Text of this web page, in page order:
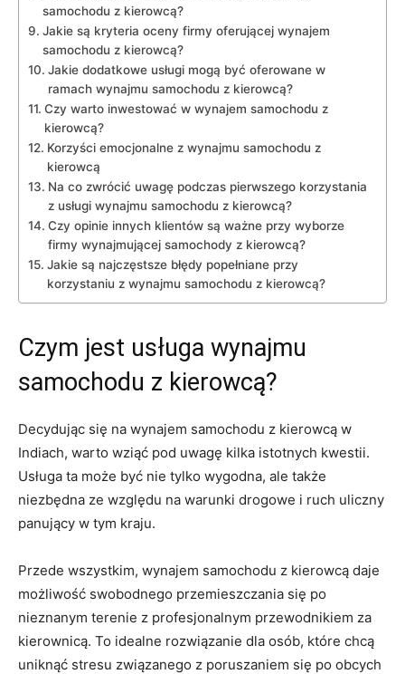
samochodu z ⁢kierowcą?
Jakie są⁤ kryteria oceny firmy oferującej wynajem
samochodu⁤ z kierowcą?
Jakie ‍dodatkowe usługi mogą być⁢ oferowane w
ramach wynajmu samochodu z kierowcą?
Czy warto inwestować w wynajem samochodu z⁤
kierowcą?
Korzyści emocjonalne ‌z wynajmu samochodu z
kierowcą
Na​ co zwrócić ⁢uwagę podczas pierwszego korzystania
z usługi wynajmu samochodu z kierowcą?
Czy opinie innych ⁤klientów ⁣są ważne przy wyborze
‌firmy wynajmującej samochody z​ kierowcą?
Jakie ‌są najczęstsze błędy popełniane przy​
korzystaniu‌ z wynajmu⁢ samochodu⁣ z kierowcą?
Czym jest usługa wynajmu⁢
samochodu z ​kierowcą?
Decydując ‌się‌ na wynajem ⁤samochodu ⁣z kierowcą w‍
Indiach, warto ‍wziąć ‍pod uwagę ‍kilka istotnych kwestii.
Usługa ta może być nie tylko ‍wygodna, ale także
niezbędna ⁢ze względu na‌ warunki⁣ drogowe i ruch uliczny​
panujący w tym kraju.
Przede wszystkim, wynajem samochodu z kierowcą daje‌
możliwość swobodnego przemieszczania się⁣ po
⁣nieznanym terenie ⁣z profesjonalnym ‍przewodnikiem za
kierownicą. To idealne rozwiązanie dla osób, ‍które chcą
uniknąć stresu związanego z poruszaniem się‌ po⁣ obcych